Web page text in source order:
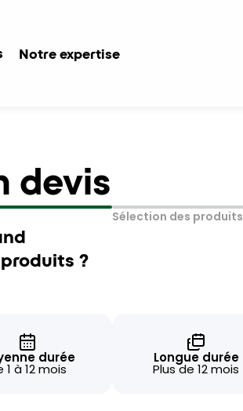
Notre expertise
devis
Sélection des produits
?
durée
1 à 12 mois
Longue durée
Plus de 12 mois